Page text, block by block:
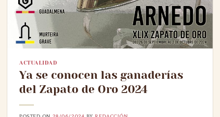
ACTUALIDAD
Ya se conocen las ganaderías
del Zapato de Oro 2024